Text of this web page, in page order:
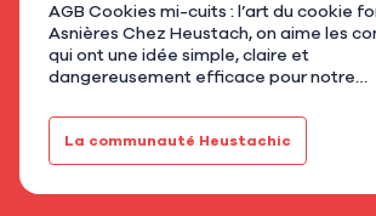
AGB Cookies mi-cuits : l’art du cookie
Asnières Chez Heustach, on aime les commerces
qui ont une idée simple, claire et
dangereusement efficace pour notre
installé au 21 rue de Bretagne à As…
La communauté Heustachic